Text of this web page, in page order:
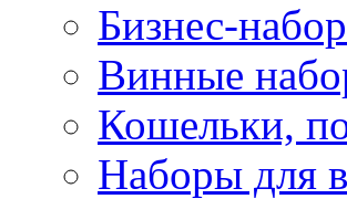
Бизнес-
Винные
Кошельки,
Наборы для